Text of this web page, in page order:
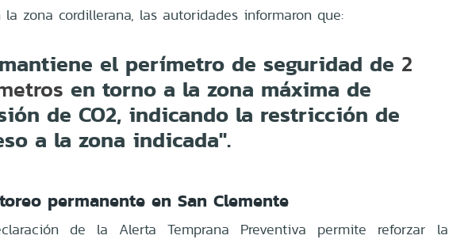
la zona cordillerana, las autoridades informaron que:
el perímetro de seguridad de 2
en torno a la zona máxima de
de CO2, indicando la restricción de
a la zona indicada".
permanente en San Clemente
de la Alerta Temprana Preventiva permite reforzar la